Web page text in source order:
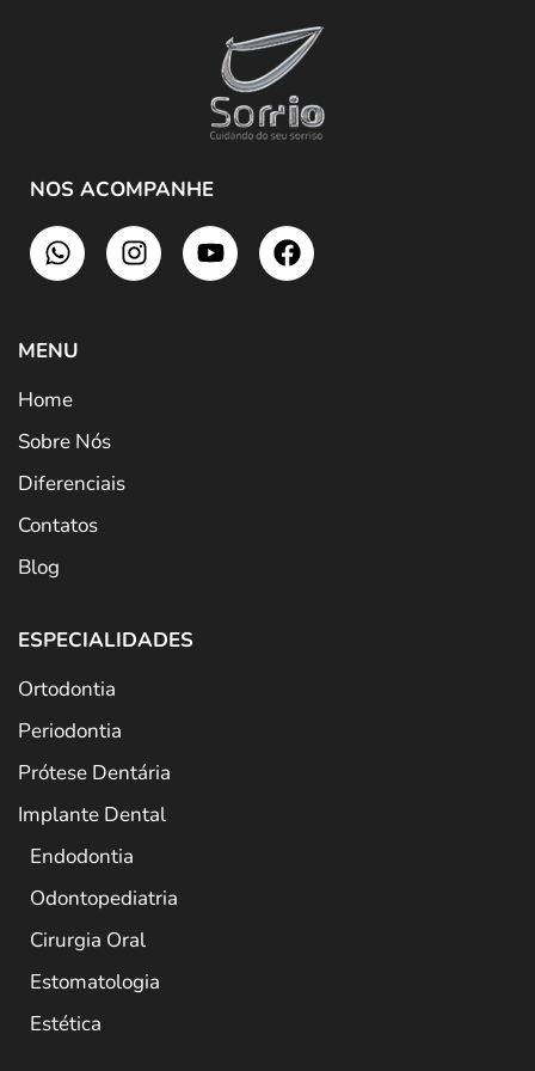
NOS ACOMPANHE
MENU
Home
Sobre Nós
Diferenciais
Contatos
Blog
ESPECIALIDADES
Ortodontia
Periodontia
Prótese Dentária
Implante Dental
Endodontia
Odontopediatria
Cirurgia Oral
Estomatologia
Estética